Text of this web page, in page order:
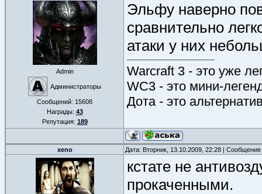
Admin
Администраторы
Сообщений: 15608
Награды: 43
Репутация: 189
Эльфу наверно
сравнительно
атаки у них
Warcraft 3 - это уже
WC3 - это мини-
Дота - это
xeno Дата: Вторник, 13.10.2009, 22:28 |
кстате не
прокаченными.